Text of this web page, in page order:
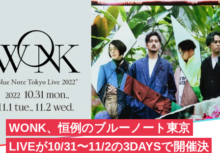
WONK、恒例のブルーノート東京
LIVEが10/31〜11/2の3DAYSで開催決